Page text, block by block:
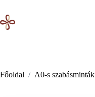
content
Főoldal / A0-s szabásminták